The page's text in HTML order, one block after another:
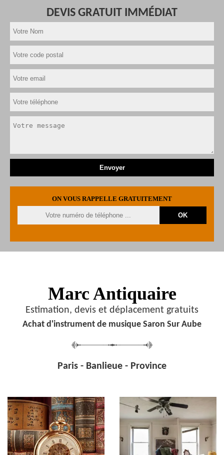
DEVIS GRATUIT IMMÉDIAT
ON VOUS RAPPELLE GRATUITEMENT
Marc Antiquaire
Estimation, devis et déplacement gratuits
Achat d'instrument de musique Saron Sur Aube
Paris - Banlieue - Province